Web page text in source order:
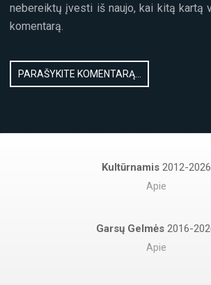
nebereiktų įvesti iš naujo, kai kitą kartą
komentarą.
Kultūrnamis 2012-2026
Apie
Garsų Gelmės 2016-
Apie